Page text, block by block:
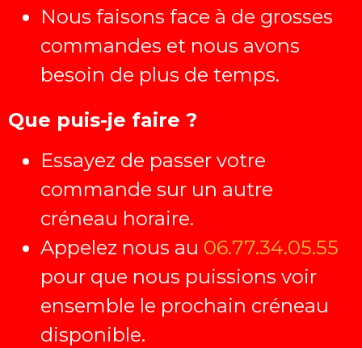
Nous faisons face à de grosses
commandes et nous avons
besoin de plus de temps.
Que puis-je faire ?
Essayez de passer votre
commande sur un autre
créneau horaire.
Appelez nous au 06.77.34.05.55
pour que nous puissions voir
ensemble le prochain créneau
disponible.